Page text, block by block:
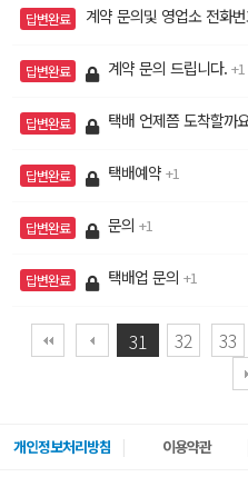
답변완료
답변완료 계약 문의 드립니다. 1
답변완료 택배 언제쯤 도착할까
답변완료 택배예약 1
답변완료 문의 1
답변완료 택배업 문의 1
31 32 33
개인정보처리방침 이용약관